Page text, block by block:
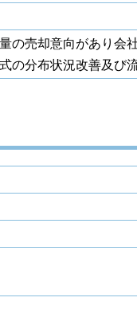
の売却意向があり会
の分布状況改善及び